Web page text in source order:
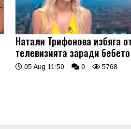
Натали Трифонова избяга
телевизията заради бебето
05 Aug 11:50 0 5768